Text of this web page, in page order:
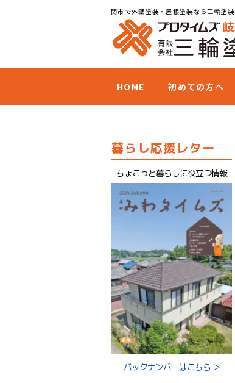
関市で外壁塗装・屋根塗装なら三輪塗装
HOME 初めての方へ
暮らし応援レター
ちょこっと暮らしに役立つ情報
バックナンバーはこちら ＞